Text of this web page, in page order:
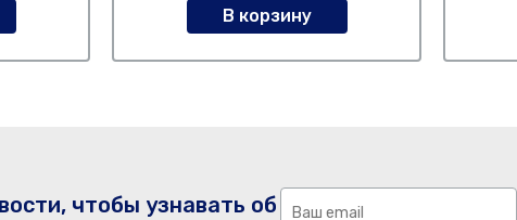
В корзину
чтобы узнавать об